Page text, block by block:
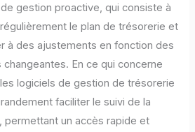
gestion proactive, qui consiste à
le plan de trésorerie et
à des ajustements en fonction des
changeantes. En ce qui concerne
logiciels de gestion de trésorerie
faciliter le suivi de la
permettant un accès rapide et